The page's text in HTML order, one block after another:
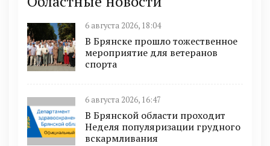
6 августа 2026, 18:04
В Брянске прошло тожественное
мероприятие для ветеранов
спорта
6 августа 2026, 16:47
В Брянской области проходит
Неделя популяризации грудного
вскармливания